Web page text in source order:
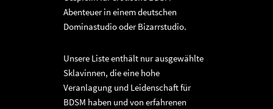
Abenteuer in einem deutschen
Dominastudio oder Bizarrstudio.
Unsere Liste enthält nur ausgewählte
Sklavinnen, die eine hohe
Veranlagung und Leidenschaft für
BDSM haben und von erfahrenen